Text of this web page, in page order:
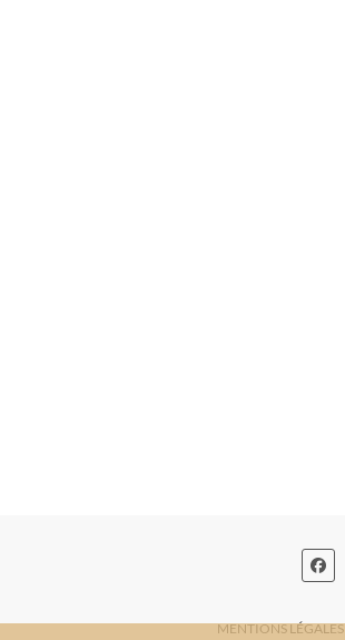
MENTIONS LÉGALES